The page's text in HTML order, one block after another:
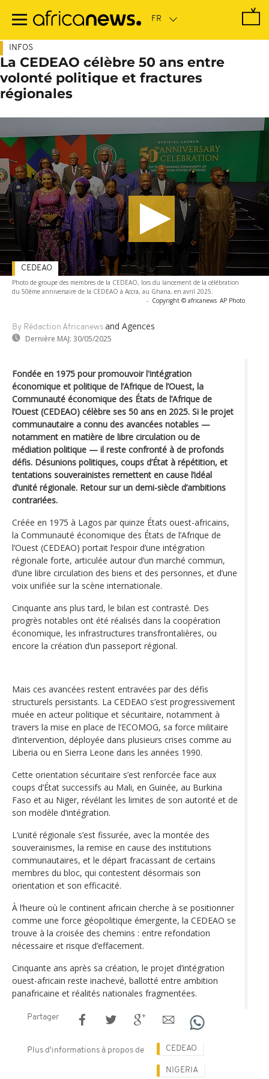
contenu
INFOS
La CEDEAO célèbre 50 ans entre
volonté politique et fractures
régionales
Photo de groupe des membres de la CEDEAO, lors du lancement de la célébration
du 50ème anniversaire de la CEDEAO à Accra, au Ghana, en avril 2025.
- Copyright © africanews AP Photo
By Rédaction Africanews and Agences
Dernière MAJ: 30/05/2025
CEDEAO
Fondée en 1975 pour promouvoir l'intégration
économique et politique de l’Afrique de l’Ouest, la
Communauté économique des États de l’Afrique de
l’Ouest (CEDEAO) célèbre ses 50 ans en 2025. Si le projet
communautaire a connu des avancées notables —
notamment en matière de libre circulation ou de
médiation politique — il reste confronté à de profonds
défis. Désunions politiques, coups d’État à répétition, et
tentations souverainistes remettent en cause l’idéal
d’unité régionale. Retour sur un demi-siècle d’ambitions
contrariées.
Créée en 1975 à Lagos par quinze États ouest-africains,
la Communauté économique des États de l’Afrique de
l’Ouest (CEDEAO) portait l’espoir d’une intégration
régionale forte, articulée autour d’un marché commun,
d’une libre circulation des biens et des personnes, et d’une
voix unifiée sur la scène internationale.
Cinquante ans plus tard, le bilan est contrasté. Des
progrès notables ont été réalisés dans la coopération
économique, les infrastructures transfrontalières, ou
encore la création d’un passeport régional.
Mais ces avancées restent entravées par des défis
structurels persistants. La CEDEAO s’est progressivement
muée en acteur politique et sécuritaire, notamment à
travers la mise en place de l’ECOMOG, sa force militaire
d’intervention, déployée dans plusieurs crises comme au
Liberia ou en Sierra Leone dans les années 1990.
Cette orientation sécuritaire s’est renforcée face aux
coups d’État successifs au Mali, en Guinée, au Burkina
Faso et au Niger, révélant les limites de son autorité et de
son modèle d’intégration.
L’unité régionale s’est fissurée, avec la montée des
souverainismes, la remise en cause des institutions
communautaires, et le départ fracassant de certains
membres du bloc, qui contestent désormais son
orientation et son efficacité.
À l’heure où le continent africain cherche à se positionner
comme une force géopolitique émergente, la CEDEAO se
trouve à la croisée des chemins : entre refondation
nécessaire et risque d’effacement.
Cinquante ans après sa création, le projet d’intégration
ouest-africain reste inachevé, ballotté entre ambition
panafricaine et réalités nationales fragmentées.
Partager
Plus d'informations à propos de CEDEAO
NIGERIA